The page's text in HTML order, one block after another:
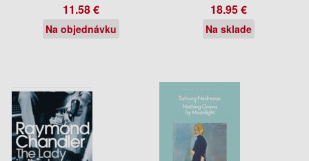
11.58 €
Na objednávku
18.95 €
Na sklade